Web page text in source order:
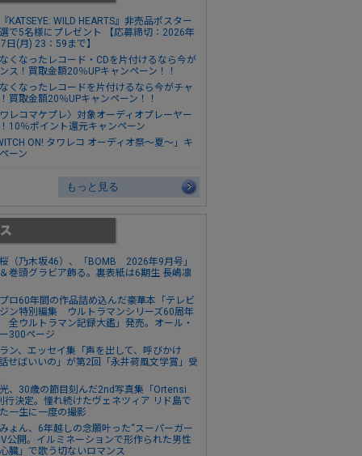
KATSEYE: WILD HEARTS』非売品ポスター
で5名様にプレゼント 【応募締切：2026年
日(月) 23：59まで】
くなったレコード・CDを片付けるなら今が
ス！買取金額20％UPキャンペーン！！
くなったレコードを片付けるなら今がチャ
買取金額20％UPキャンペーン！！
ワレコマケプレ〉対象オーディオプレーヤー
10％ポイント還元キャンペーン
ON! タワレコ オーディオ祭～夏～」キ
ーン
もっと見る
（乃木坂46）、「BOMB 2026年9月号」
巻頭グラビア飾る。裏表紙は6期生 長嶋凛
ロ60年間の作品詰め込んだ豪華本「テレビ
ン特別編集 ウルトラマンシリーズ60周年
全ウルトラマン記録大鑑」発売。オール・
300ページ
ン、エッセイ集「声を出して、呼びかけ
せばいいの」が第2回「永井荷風文学賞」受
、30歳の節目刻んだ2nd写真集「Ortensi
行決定。憧れ続けたヴェネツィア リド島で
一生に一度の撮影
ょん、6年越しの念願叶った“スーパーガー
公開。イルミネーションで形作られた男性
臓」で歌う切ないロマンス